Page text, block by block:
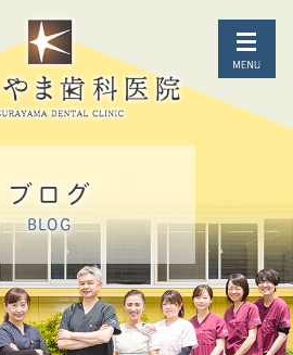
ブログ
BLOG